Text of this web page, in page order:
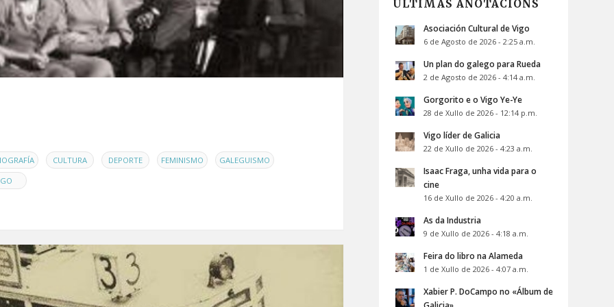
CULTURA DEPORTE FEMINISMO GALEGUISMO
ÚLTIMAS ANOTACIÓNS
Asociación Cultural de Vigo
6 de Agosto de 2026 - 2:25 a.m.
Un plan do galego para Rueda
2 de Agosto de 2026 - 4:14 a.m.
Gorgorito e o Vigo Ye-Ye
28 de Xullo de 2026 - 12:14 p.m.
Vigo líder de Galicia
22 de Xullo de 2026 - 4:23 a.m.
Isaac Fraga, unha vida para o
cine
16 de Xullo de 2026 - 4:20 a.m.
As da Industria
9 de Xullo de 2026 - 4:18 a.m.
Feira do libro na Alameda
1 de Xullo de 2026 - 4:07 a.m.
Xabier P. DoCampo no «Álbum de